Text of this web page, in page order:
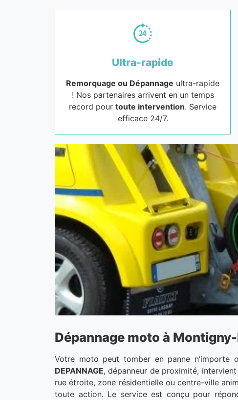
Ultra-rapide
Remorquage ou Dépannage ultra-rapide
! Nos partenaires arrivent en un temps
record pour toute intervention. Service
efficace 24/7.
Dépannage moto à
Votre moto peut tomber en panne n’importe
DEPANNAGE, dépanneur de proximité,
rue étroite, zone résidentielle ou centre-ville
toute action. Le service est conçu pour